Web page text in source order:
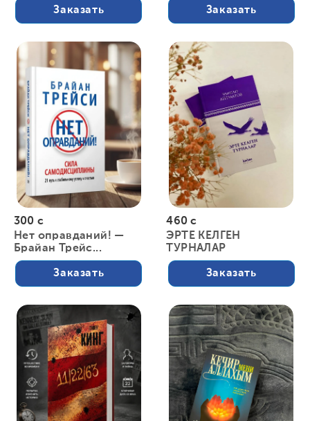
Заказать Заказать
300 с
Нет оправданий! —
Брайан Трейс...
Заказать
460 с
ЭРТЕ КЕЛГЕН
ТУРНАЛАР
Заказать